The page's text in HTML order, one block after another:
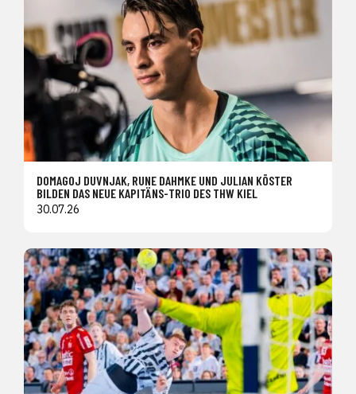
DOMAGOJ DUVNJAK, RUNE DAHMKE UND JULIAN KÖSTER
BILDEN DAS NEUE KAPITÄNS-TRIO DES THW KIEL
30.07.26